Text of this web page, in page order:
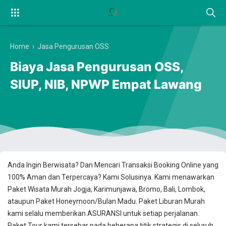
Anda Ingin Berwisata? Dan Mencari Transaksi Booking Online yang
100% Aman dan Terpercaya? Kami Solusinya. Kami menawarkan
Paket Wisata Murah Jogja, Karimunjawa, Bromo, Bali, Lombok,
ataupun Paket Honeymoon/Bulan Madu. Paket Liburan Murah
kami selalu memberikan ASURANSI untuk setiap perjalanan.
Home › Jasa Pengurusan OSS
Biaya Jasa Pengurusan OSS,
SIUP, NIB, NPWP Empat Lawang